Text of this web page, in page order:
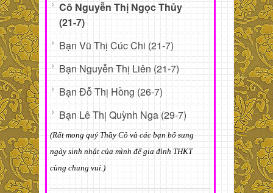
Cô Nguyễn Thị Ngọc Thủy
(21-7)
Bạn Vũ Thị Cúc Chi (21-7)
Bạn Nguyễn Thị Liên (21-7)
Bạn Đỗ Thị Hồng (26-7)
Bạn Lê Thị Quỳnh Nga (29-7)
(Rất mong quý Thầy Cô và các bạn bổ sung
ngày sinh nhật của mình để gia đình THKT
cùng chung vui.)